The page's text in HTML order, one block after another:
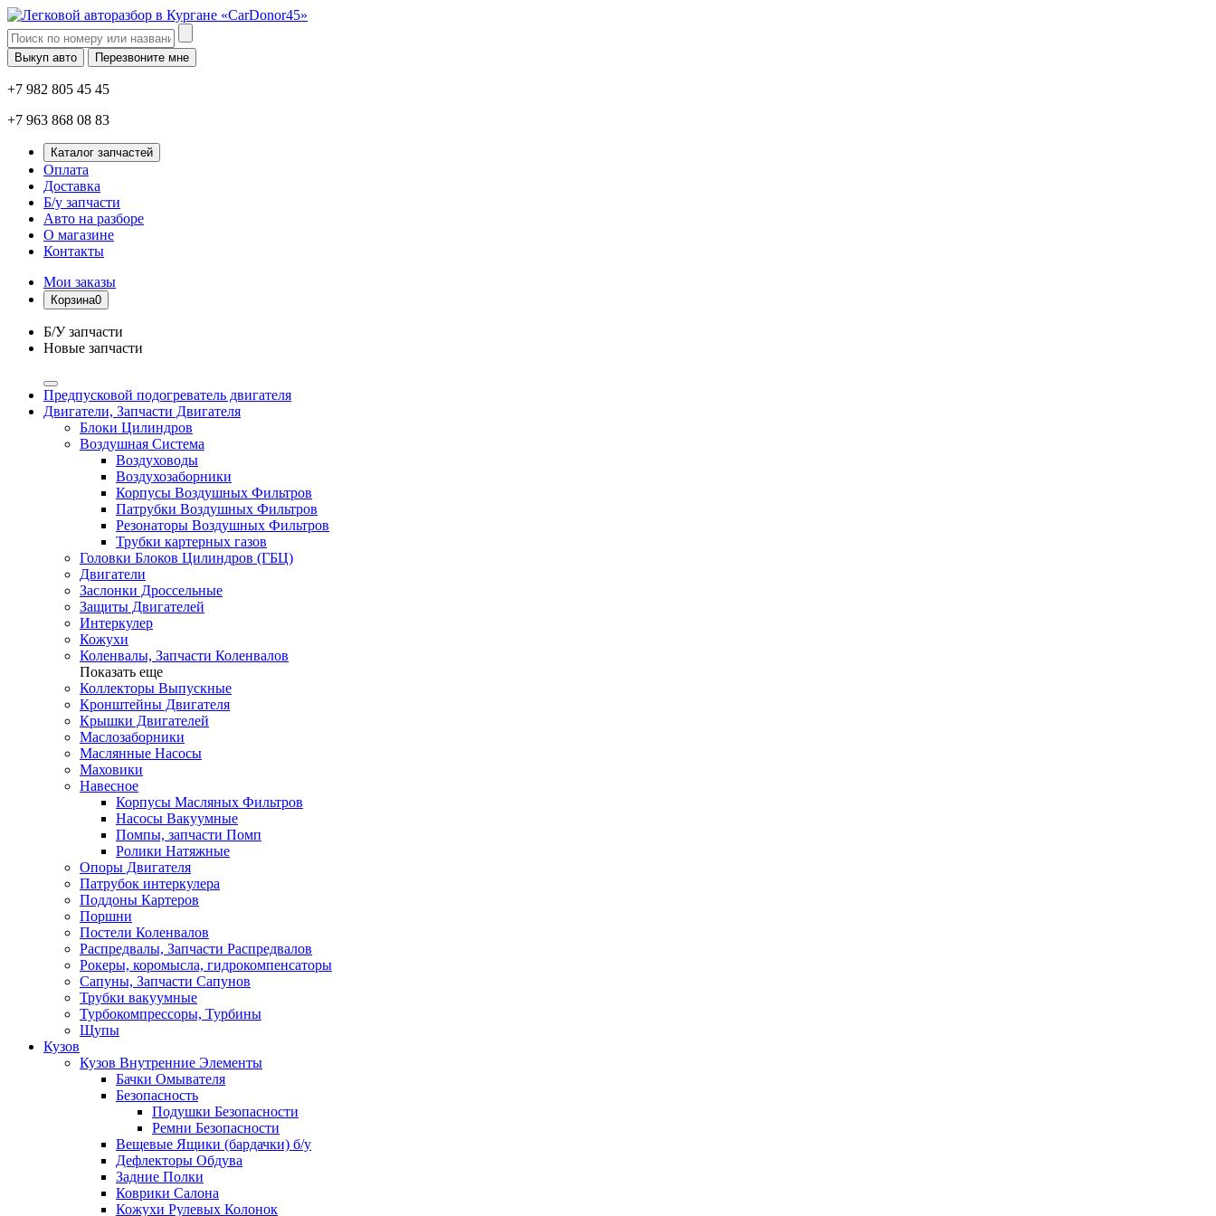
Выкуп авто Перезвоните мне
+7 982 805 45 45
+7 963 868 08 83
Каталог запчастей
Оплата
Доставка
Б/у запчасти
Авто на разборе
О магазине
Контакты
Мои заказы
Корзина0
Б/У запчасти
Новые запчасти
Предпусковой подогреватель двигателя
Двигатели, Запчасти Двигателя
Блоки Цилиндров
Воздушная Система
Воздуховоды
Воздухозаборники
Корпусы Воздушных Фильтров
Патрубки Воздушных Фильтров
Резонаторы Воздушных Фильтров
Трубки картерных газов
Головки Блоков Цилиндров (ГБЦ)
Двигатели
Заслонки Дроссельные
Защиты Двигателей
Интеркулер
Кожухи
Коленвалы, Запчасти Коленвалов
Показать еще
Коллекторы Выпускные
Кронштейны Двигателя
Крышки Двигателей
Маслозаборники
Маслянные Насосы
Маховики
Навесное
Корпусы Масляных Фильтров
Насосы Вакуумные
Помпы, запчасти Помп
Ролики Натяжные
Опоры Двигателя
Патрубок интеркулера
Поддоны Картеров
Поршни
Постели Коленвалов
Распредвалы, Запчасти Распредвалов
Рокеры, коромысла, гидрокомпенсаторы
Сапуны, Запчасти Сапунов
Трубки вакуумные
Турбокомпрессоры, Турбины
Щупы
Кузов
Кузов Внутренние Элементы
Бачки Омывателя
Безопасность
Подушки Безопасности
Ремни Безопасности
Вещевые Ящики (бардачки) б/у
Дефлекторы Обдува
Задние Полки
Коврики Салона
Кожухи Рулевых Колонок